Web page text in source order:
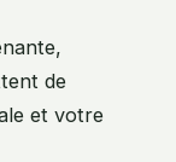
de
et votre